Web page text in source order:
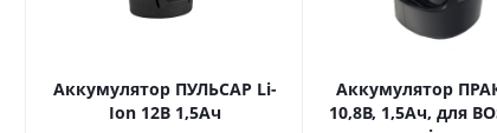
Аккумулятор ПУЛЬСАР Li-
Ion 12В 1,5Ач
Аккумулятор
10,8В, 1,5Ач, для